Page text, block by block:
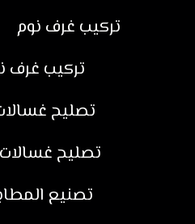
تركيب غرف نوم
تركيب غرف
تصليح
تصليح
تصنيع